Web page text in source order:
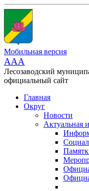
Мобильная версия
AAA
Лесозаводский
официальный сайт
Главная
Округ
Новости
Актуальная